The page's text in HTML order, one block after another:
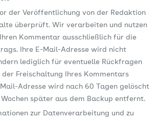
der Veröffentlichung von der Redaktion
überprüft. Wir verarbeiten und nutzen
Ihren Kommentar ausschließlich für die
Ihre E-Mail-Adresse wird nicht
lediglich für eventuelle Rückfragen
der Freischaltung Ihres Kommentars
Adresse wird nach 60 Tagen gelöscht
später aus dem Backup entfernt.
zur Datenverarbeitung und zu